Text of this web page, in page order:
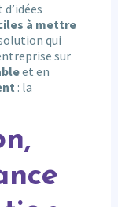
à mettre
qui
sur
et en
: la